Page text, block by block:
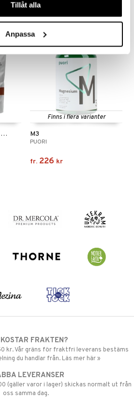
Tillåt alla
Anpassa
WellAware Nypon EKO 1000 gram
Finns i flera varianter
M3
PUORI
fr. 226 kr
FRAKTEN?
kr. Vår gräns för fraktfri leverans bestäms
du handlar från. Läs mer här »
LEVERANSER
(gäller varor i lager) skickas normalt ut från
oss samma dag.